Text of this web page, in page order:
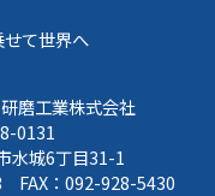
て世界へ
磨工業株式会社
0131
水城6丁目31-1
FAX：092-928-5430